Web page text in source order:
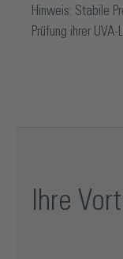
Hinweis: Stabile
Prüfung ihrer UVA-
Ihre